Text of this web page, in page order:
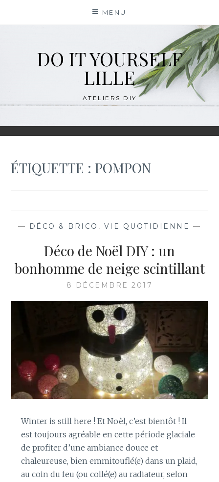
MENU
DO IT YOURSELF
LILLE
ATELIERS DIY
ÉTIQUETTE :POMPON
— DÉCO & BRICO , VIE QUOTIDIENNE —
Déco de Noël DIY : un
bonhomme de neige scintillant
8 DÉCEMBRE 2017
Winter is still here ! Et Noël, c’est bientôt ! Il
est toujours agréable en cette période glaciale
de profiter d’une ambiance douce et
chaleureuse, bien emmitouflé(e) dans un plaid,
au coin du feu (ou collé(e) au radiateur, selon